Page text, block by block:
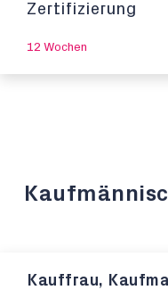
Zertifizierung
12 Wochen
Kauffrau,